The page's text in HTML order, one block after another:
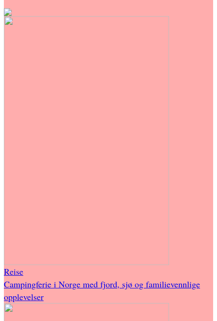
Reise
Campingferie i Norge med fjord, sjø og familievennlige
opplevelser